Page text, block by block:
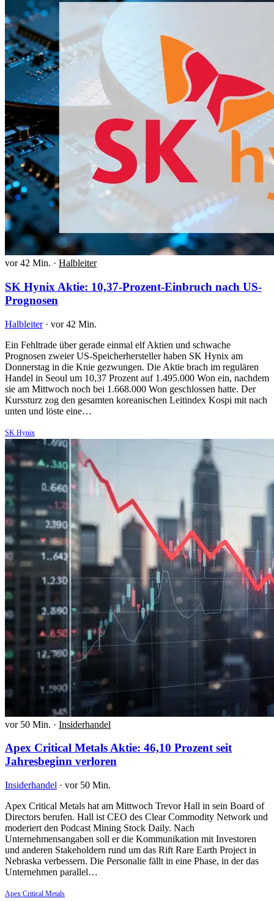
vor 42 Min. · Halbleiter
SK Hynix Aktie: 10,37-Prozent-Einbruch nach US-
Prognosen
Halbleiter · vor 42 Min.
Ein Fehltrade über gerade einmal elf Aktien und schwache
Prognosen zweier US-Speicherhersteller haben SK Hynix am
Donnerstag in die Knie gezwungen. Die Aktie brach im regulären
Handel in Seoul um 10,37 Prozent auf 1.495.000 Won ein, nachdem
sie am Mittwoch noch bei 1.668.000 Won geschlossen hatte. Der
Kurssturz zog den gesamten koreanischen Leitindex Kospi mit nach
unten und löste eine…
SK Hynix
vor 50 Min. · Insiderhandel
Apex Critical Metals Aktie: 46,10 Prozent seit
Jahresbeginn verloren
Insiderhandel · vor 50 Min.
Apex Critical Metals hat am Mittwoch Trevor Hall in sein Board of
Directors berufen. Hall ist CEO des Clear Commodity Network und
moderiert den Podcast Mining Stock Daily. Nach
Unternehmensangaben soll er die Kommunikation mit Investoren
und anderen Stakeholdern rund um das Rift Rare Earth Project in
Nebraska verbessern. Die Personalie fällt in eine Phase, in der das
Unternehmen parallel…
Apex Critical Metals